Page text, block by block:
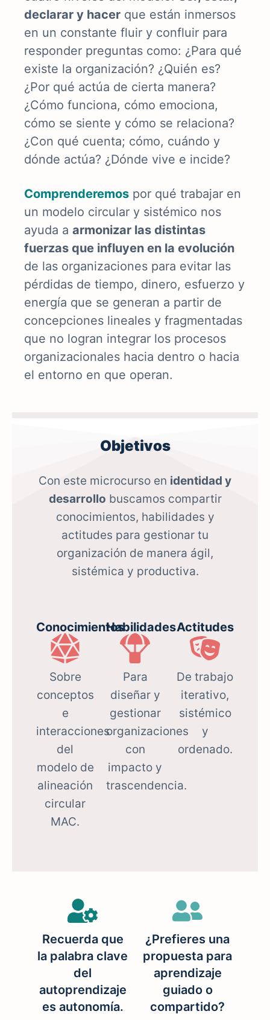
declarar y hacer que están inmersos
en un constante fluir y confluir para
responder preguntas como: ¿Para qué
existe la organización? ¿Quién es?
¿Por qué actúa de cierta manera?
¿Cómo funciona, cómo emociona,
cómo se siente y cómo se relaciona?
¿Con qué cuenta; cómo, cuándo y
dónde actúa? ¿Dónde vive e incide?
Comprenderemos por qué trabajar en
un modelo circular y sistémico nos
ayuda a armonizar las distintas
fuerzas que influyen en la evolución
de las organizaciones para evitar las
pérdidas de tiempo, dinero, esfuerzo y
energía que se generan a partir de
concepciones lineales y fragmentadas
que no logran integrar los procesos
organizacionales hacia dentro o hacia
el entorno en que operan.
Objetivos
Con este microcurso en identidad y
desarrollo buscamos compartir
conocimientos, habilidades y
actitudes para gestionar tu
organización de manera ágil,
sistémica y productiva.
Conocimientos
Sobre
conceptos
e
interacciones
del
modelo de
alineación
circular
MAC.
Habilidades
Para
diseñar y
gestionar
organizaciones
con
impacto y
trascendencia.
Actitudes
De trabajo
iterativo,
sistémico
y
ordenado.
Recuerda que
la palabra clave
del
autoprendizaje
es autonomía.
¿Prefieres una
propuesta para
aprendizaje
guiado o
compartido?